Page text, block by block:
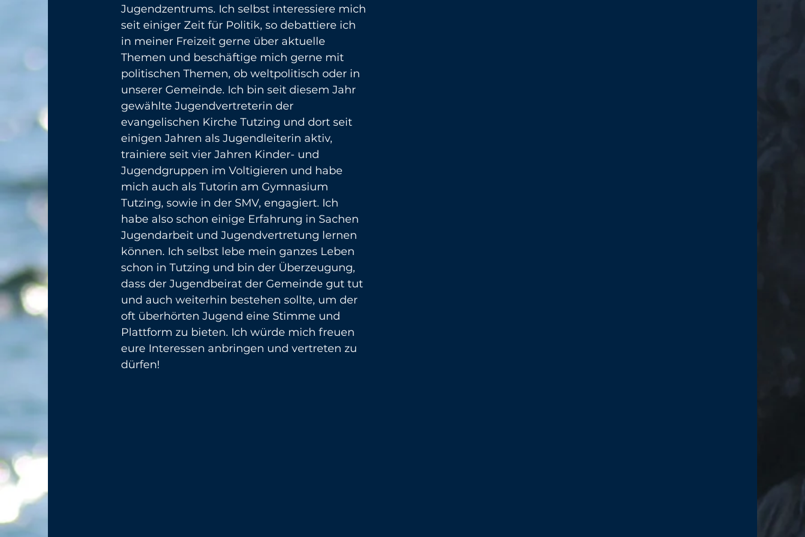
Jugendzentrums. Ich selbst interessiere mich
seit einiger Zeit für Politik, so debattiere ich
in meiner Freizeit gerne über aktuelle
Themen und beschäftige mich gerne mit
politischen Themen, ob weltpolitisch oder in
unserer Gemeinde. Ich bin seit diesem Jahr
gewählte Jugendvertreterin der
evangelischen Kirche Tutzing und dort seit
einigen Jahren als Jugendleiterin aktiv,
trainiere seit vier Jahren Kinder- und
Jugendgruppen im Voltigieren und habe
mich auch als Tutorin am Gymnasium
Tutzing, sowie in der SMV, engagiert. Ich
habe also schon einige Erfahrung in Sachen
Jugendarbeit und Jugendvertretung lernen
können. Ich selbst lebe mein ganzes Leben
schon in Tutzing und bin der Überzeugung,
dass der Jugendbeirat der Gemeinde gut tut
und auch weiterhin bestehen sollte, um der
oft überhörten Jugend eine Stimme und
Plattform zu bieten. Ich würde mich freuen
eure Interessen anbringen und vertreten zu
dürfen!